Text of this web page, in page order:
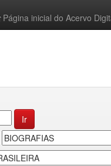
Página inicial do Acervo